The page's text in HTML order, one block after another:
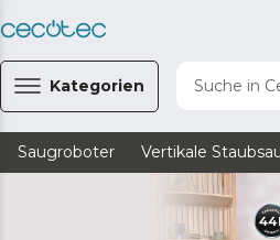
Kategorien Suche in
Saugroboter Vertikale